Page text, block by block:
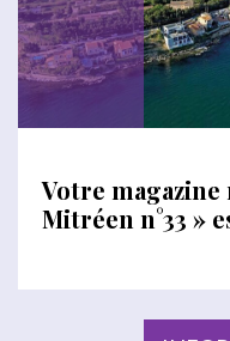
Votre
Mitréen n°33 »